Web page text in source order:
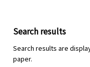
Search results
Search results are
paper.